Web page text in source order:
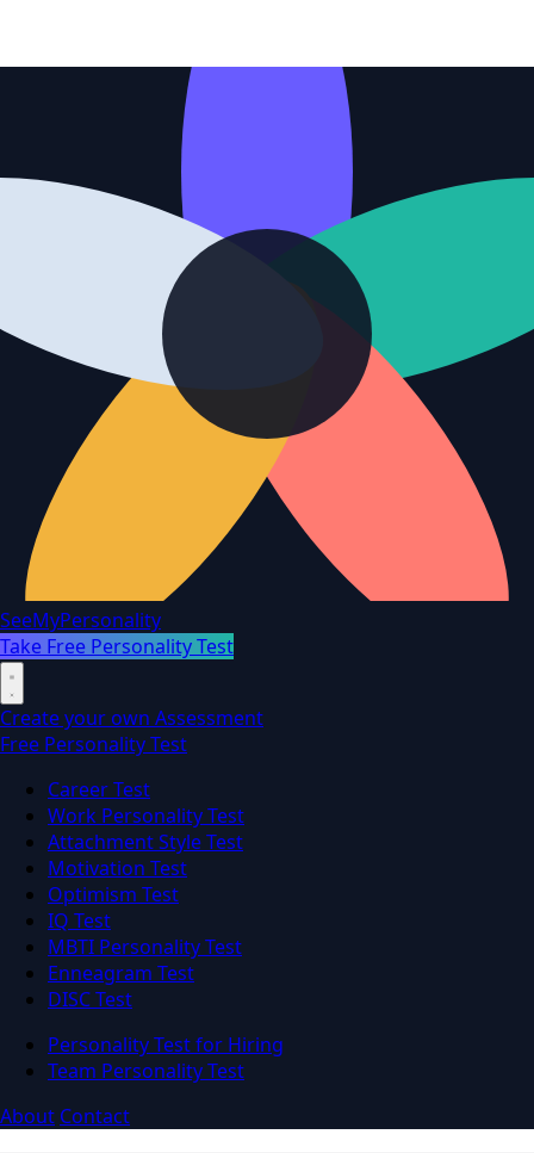
SeeMyPersonality
Take Free Personality Test
Create your own Assessment
Free Personality Test
Career Test
Work Personality Test
Attachment Style Test
Motivation Test
Optimism Test
IQ Test
MBTI Personality Test
Enneagram Test
DISC Test
Personality Test for Hiring
Team Personality Test
About Contact